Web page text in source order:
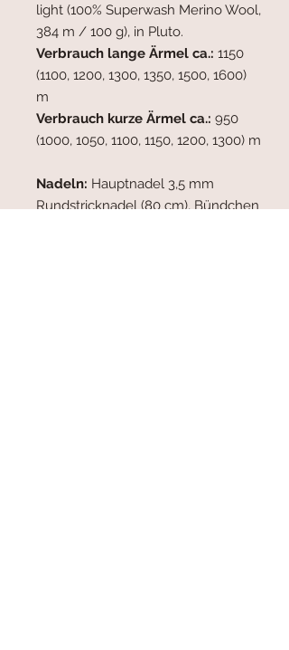
light (100% Superwash Merino Wool,
384 m / 100 g), in Pluto.
Verbrauch lange Ärmel ca.: 1150
(1100, 1200, 1300, 1350, 1500, 1600)
m
Verbrauch kurze Ärmel ca.: 950
(1000, 1050, 1100, 1150, 1200, 1300) m
Nadeln: Hauptnadel 3,5 mm
Rundstricknadel (80 cm), Bündchen